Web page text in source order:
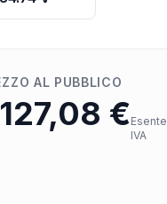
AL PUBBLICO
€Esente
IVA